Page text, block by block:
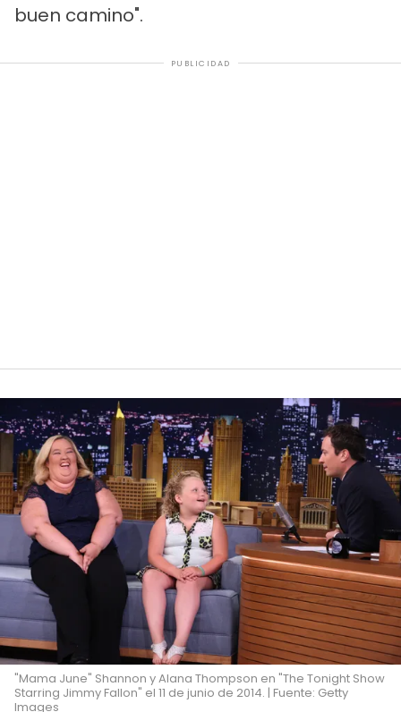
buen camino".
PUBLICIDAD
"Mama June" Shannon y Alana Thompson en "The Tonight Show
Starring Jimmy Fallon" el 11 de junio de 2014. | Fuente: Getty
Images